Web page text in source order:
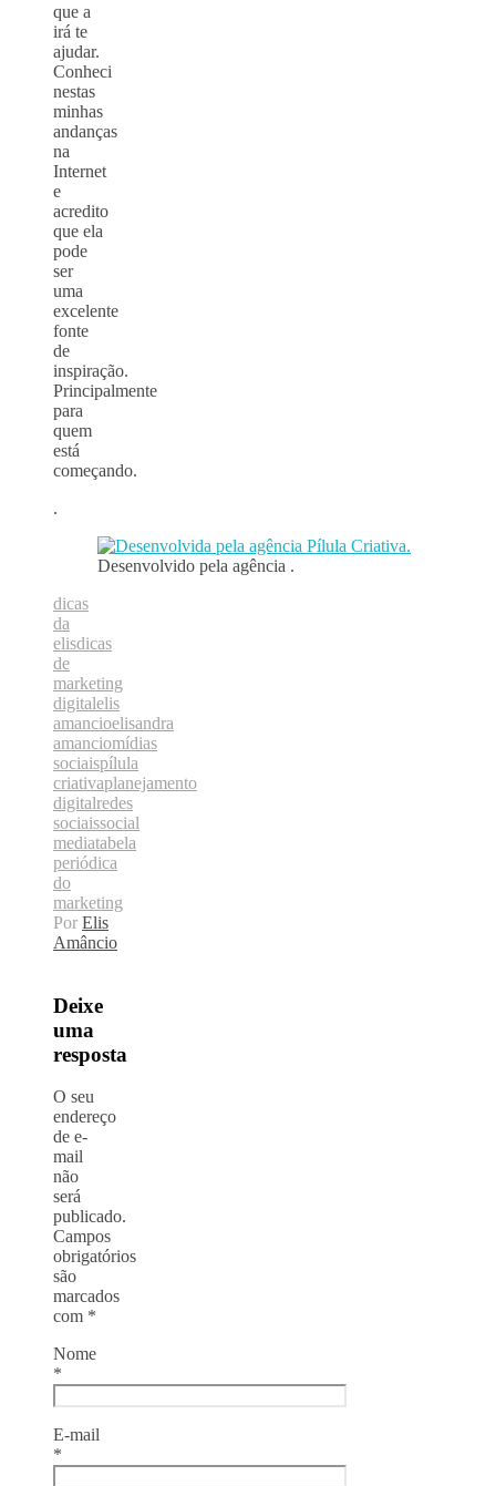
que a
irá te
ajudar.
Conheci
nestas
minhas
andanças
na
Internet
e
acredito
que ela
pode
ser
uma
excelente
fonte
de
inspiração.
Principalmente
para
quem
está
começando.
.
Desenvolvido pela agência .
dicas
da
elisdicas
de
marketing
digitalelis
amancioelisandra
amanciomídias
sociaispílula
criativaplanejamento
digitalredes
sociaissocial
mediatabela
periódica
do
marketing
Por Elis
Amâncio
Deixe
uma
resposta
O seu
endereço
de e-
mail
não
será
publicado.
Campos
obrigatórios
são
marcados
com *
Nome
*
E-mail
*